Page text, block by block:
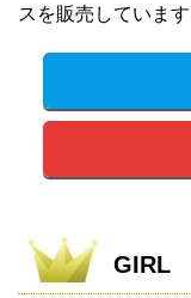
スを販売しています
GIRL